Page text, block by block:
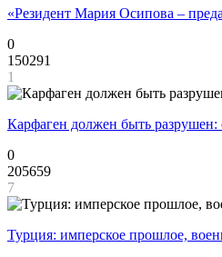
«Резидент Мария Осипова –
0
150291
1
Карфаген должен быть разрушен:
0
205659
7
Турция: имперское прошлое,